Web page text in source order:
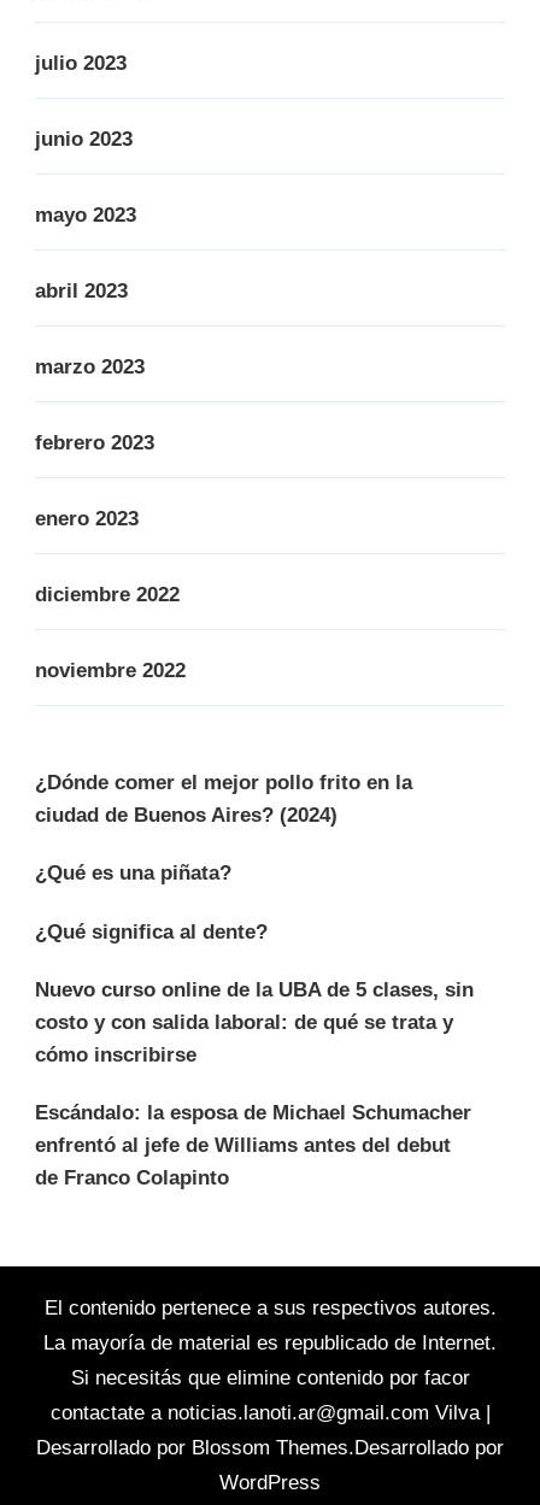
julio 2023
junio 2023
mayo 2023
abril 2023
marzo 2023
febrero 2023
enero 2023
diciembre 2022
noviembre 2022
¿Dónde comer el mejor pollo frito en la
ciudad de Buenos Aires? (2024)
¿Qué es una piñata?
¿Qué significa al dente?
Nuevo curso online de la UBA de 5 clases, sin
costo y con salida laboral: de qué se trata y
cómo inscribirse
Escándalo: la esposa de Michael Schumacher
enfrentó al jefe de Williams antes del debut
de Franco Colapinto
El contenido pertenece a sus respectivos autores.
La mayoría de material es republicado de Internet.
Si necesitás que elimine contenido por facor
contactate a noticias.lanoti.ar@gmail.com Vilva |
Desarrollado por Blossom Themes.Desarrollado por
WordPress